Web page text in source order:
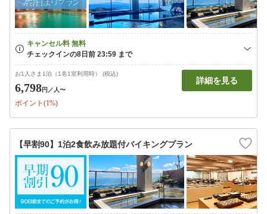
お1人さま1泊（1名1室利用時） (税込)
6,798円 ／人〜
ポイント(1%)
詳細を見る
【早割90】1泊2食飲み放題付バイキングプラン